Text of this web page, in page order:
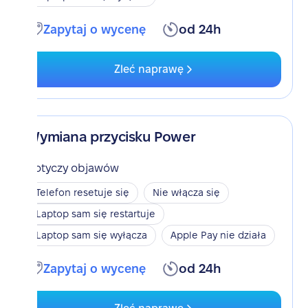
Zapytaj o wycenę od 24h
Zleć naprawę
Wymiana przycisku Power
Dotyczy objawów
Telefon resetuje się
Nie włącza się
Laptop sam się restartuje
Laptop sam się wyłącza
Apple Pay nie działa
Zapytaj o wycenę od 24h